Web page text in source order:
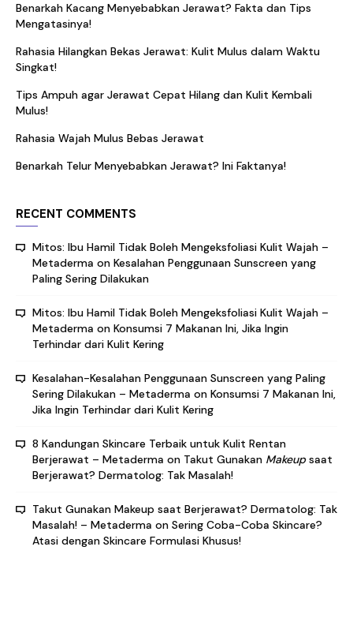
Benarkah Kacang Menyebabkan Jerawat? Fakta dan Tips
Mengatasinya!
Rahasia Hilangkan Bekas Jerawat: Kulit Mulus dalam Waktu
Singkat!
Tips Ampuh agar Jerawat Cepat Hilang dan Kulit Kembali
Mulus!
Rahasia Wajah Mulus Bebas Jerawat
Benarkah Telur Menyebabkan Jerawat? Ini Faktanya!
RECENT COMMENTS
Mitos: Ibu Hamil Tidak Boleh Mengeksfoliasi Kulit Wajah –
Metaderma on Kesalahan Penggunaan Sunscreen yang
Paling Sering Dilakukan
Mitos: Ibu Hamil Tidak Boleh Mengeksfoliasi Kulit Wajah –
Metaderma on Konsumsi 7 Makanan Ini, Jika Ingin
Terhindar dari Kulit Kering
Kesalahan-Kesalahan Penggunaan Sunscreen yang Paling
Sering Dilakukan – Metaderma on Konsumsi 7 Makanan Ini,
Jika Ingin Terhindar dari Kulit Kering
8 Kandungan Skincare Terbaik untuk Kulit Rentan
Berjerawat – Metaderma on Takut Gunakan Makeupsaat
Berjerawat? Dermatolog: Tak Masalah!
Takut Gunakan Makeup saat Berjerawat? Dermatolog: Tak
Masalah! – Metaderma on Sering Coba-Coba Skincare?
Atasi dengan Skincare Formulasi Khusus!